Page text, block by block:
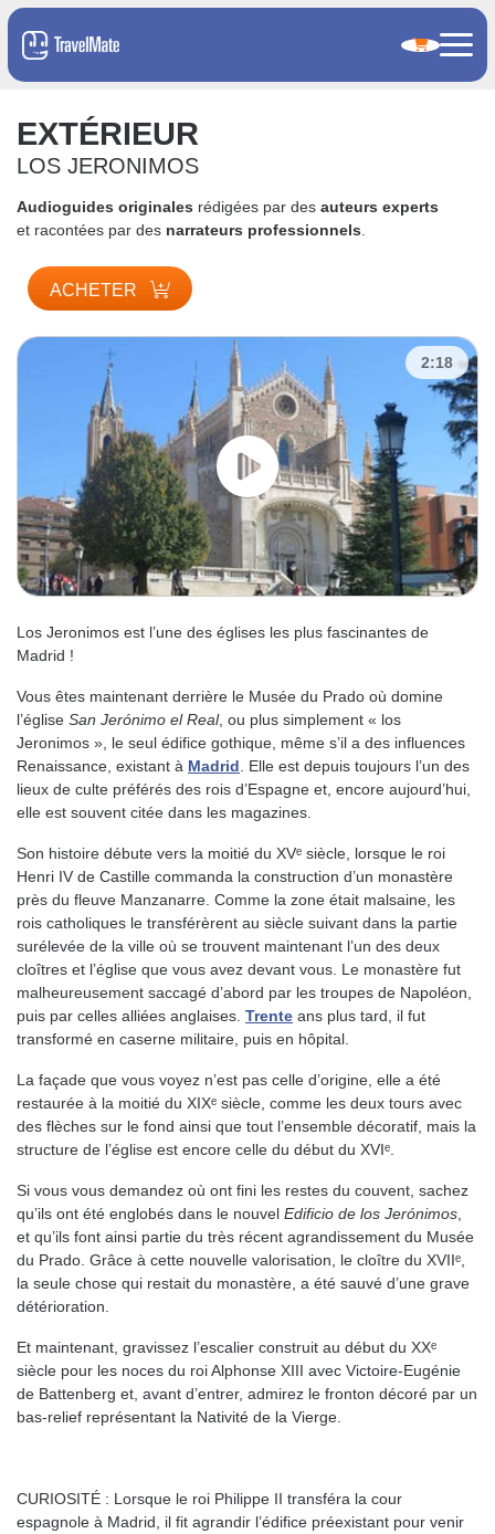
EXTÉRIEUR
LOS JERONIMOS
Audioguides originales rédigées par des auteurs experts
et racontées par des narrateurs professionnels
ACHETER
2:18
Los Jeronimos est l’une des églises les plus fascinantes de
Madrid !
Vous êtes maintenant derrière le Musée du Prado où domine
l’église San Jerónimo el Real, ou plus simplement « los
Jeronimos », le seul édifice gothique, même s’il a des influences
Renaissance, existant à Madrid . Elle est depuis toujours l’un des
lieux de culte préférés des rois d’Espagne et, encore aujourd’hui,
elle est souvent citée dans les magazines.
Son histoire débute vers la moitié du XVᵉ siècle, lorsque le roi
Henri IV de Castille commanda la construction d’un monastère
près du fleuve Manzanarre. Comme la zone était malsaine, les
rois catholiques le transférèrent au siècle suivant dans la partie
surélevée de la ville où se trouvent maintenant l’un des deux
cloîtres et l’église que vous avez devant vous. Le monastère fut
malheureusement saccagé d’abord par les troupes de Napoléon,
puis par celles alliées anglaises. Trente ans plus tard, il fut
transformé en caserne militaire, puis en hôpital.
La façade que vous voyez n’est pas celle d’origine, elle a été
restaurée à la moitié du XIXᵉ siècle, comme les deux tours avec
des flèches sur le fond ainsi que tout l’ensemble décoratif, mais la
structure de l’église est encore celle du début du XVIᵉ.
Si vous vous demandez où ont fini les restes du couvent, sachez
qu’ils ont été englobés dans le nouvel Edificio de los Jerónimos
et qu’ils font ainsi partie du très récent agrandissement du Musée
du Prado. Grâce à cette nouvelle valorisation, le cloître du XVIIᵉ,
la seule chose qui restait du monastère, a été sauvé d’une grave
détérioration.
Et maintenant, gravissez l’escalier construit au début du XXᵉ
siècle pour les noces du roi Alphonse XIII avec Victoire-Eugénie
de Battenberg et, avant d’entrer, admirez le fronton décoré par un
bas-relief représentant la Nativité de la Vierge.
CURIOSITÉ : Lorsque le roi Philippe II transféra la cour
espagnole à Madrid, il fit agrandir l’édifice préexistant pour venir